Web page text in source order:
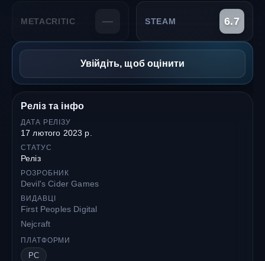
METACRITIC — STEAM 6.7
Увійдіть, щоб оцінити
Реліз та інфо
ДАТА РЕЛІЗУ
17 лютого 2023 р.
СТАТУС
Реліз
РОЗРОБНИК
Devil's Cider Games
ВИДАВЦІ
First Peoples Digital
Nejcraft
ПЛАТФОРМИ
PC